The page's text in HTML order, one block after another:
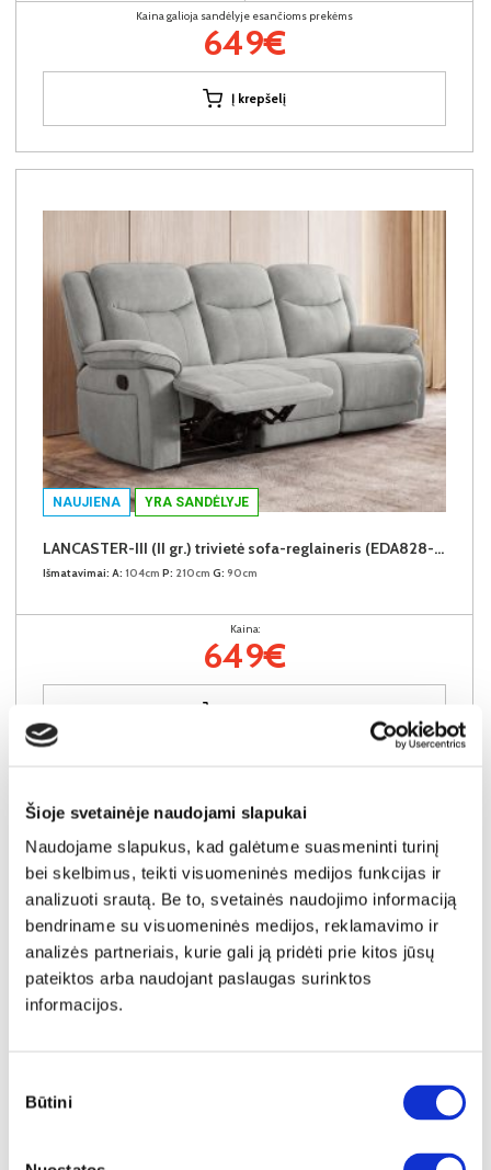
Šioje svetainėje naudojami slapukai
Naudojame slapukus, kad galėtume suasmeninti turinį
bei skelbimus, teikti visuomeninės medijos funkcijas ir
analizuoti srautą. Be to, svetainės naudojimo informaciją
bendriname su visuomeninės medijos, reklamavimo ir
analizės partneriais, kurie gali ją pridėti prie kitos jūsų
pateiktos arba naudojant paslaugas surinktos
informacijos.
pasirinkimas
Būtini
Kaina galioja sandėlyje esančioms prekėms
649€
Į krepšelį
NAUJIENA YRA SANDĖLYJE
LANCASTER-III (II gr.) trivietė sofa-reglaineris (EDA828-10 Pilkas)
Išmatavimai: A: 104cm P: 210cm G: 90cm
Kaina:
649€
LANCASTER-III (II gr.) trivietė sofa-reglaineris (EDA828-05 Rudas)